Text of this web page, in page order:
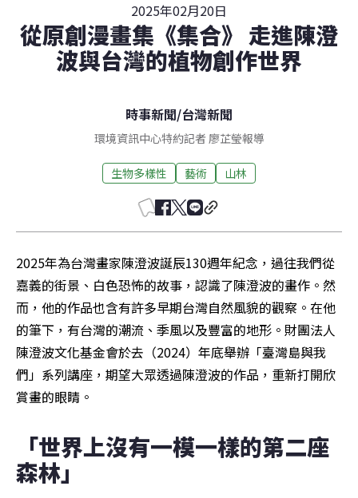
2025年02月20日
從原創漫畫集《集合》 走進陳澄
波與台灣的植物創作世界
時事新聞/台灣新聞
環境資訊中心特約記者 廖芷瑩報導
生物多樣性 藝術 山林
2025年為台灣畫家陳澄波誕辰130週年紀念，過往我們從
嘉義的街景、白色恐怖的故事，認識了陳澄波的畫作。然
而，他的作品也含有許多早期台灣自然風貌的觀察。在他
的筆下，有台灣的潮流、季風以及豐富的地形。財團法人
陳澄波文化基金會於去（2024）年底舉辦「臺灣島與我
們」系列講座，期望大眾透過陳澄波的作品，重新打開欣
賞畫的眼睛。
「世界上沒有一模一樣的第二座
森林」